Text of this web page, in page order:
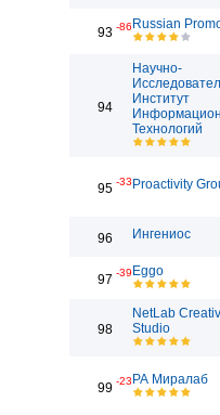
93 -86 Russian
94
Научно-
Институт
Технологий
95 -33 Proactivity
96 Ингениос
97 -39 Eggo
98
NetLab
Studio
99 -23 РА Миралаб